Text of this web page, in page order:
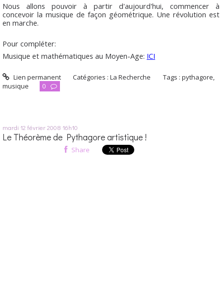
Nous allons pouvoir à partir d'aujourd'hui, commencer à
concevoir la musique de façon géométrique. Une révolution est
en marche.
Pour compléter:
Musique et mathématiques au Moyen-Age: ICI
Lien permanent Catégories :La Recherche Tags :pythagore,
musique
0
mardi 12 février 2008 16h10
Le Théorème de Pythagore artistique !
Share